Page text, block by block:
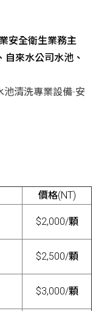
安全衛生業務主
自來水公司水池、
池清洗專業設備-安
價格(NT)
$2,000/顆
$2,500/顆
$3,000/顆